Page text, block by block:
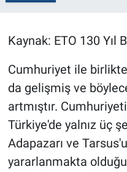
Kaynak: ETO 130 Yıl
Cumhuriyet ile
da gelişmiş ve
artmıştır.
Türkiye'de yalnız üç
Adapazarı ve
yararlanmakta
Yerel
Magazin
Bilim ve Teknoloji